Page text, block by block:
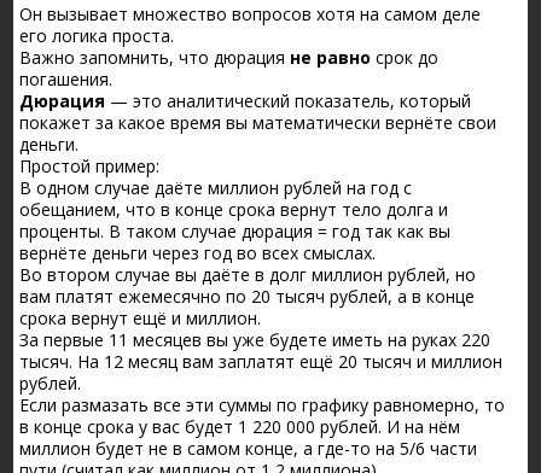
Он вызывает множество вопросов хотя на самом деле
его логика проста.
Важно запомнить, что дюрация не равно срок до
погашения.
Дюрация — это аналитический показатель, который
покажет за какое время вы математически вернёте свои
деньги.
Простой пример:
В одном случае даёте миллион рублей на год с
обещанием, что в конце срока вернут тело долга и
проценты. В таком случае дюрация = год так как вы
вернёте деньги через год во всех смыслах.
Во втором случае вы даёте в долг миллион рублей, но
вам платят ежемесячно по 20 тысяч рублей, а в конце
срока вернут ещё и миллион.
За первые 11 месяцев вы уже будете иметь на руках 220
тысяч. На 12 месяц вам заплатят ещё 20 тысяч и миллион
рублей.
Если размазать все эти суммы по графику равномерно, то
в конце срока у вас будет 1 220 000 рублей. И на нём
миллион будет не в самом конце, а где-то на 5/6 части